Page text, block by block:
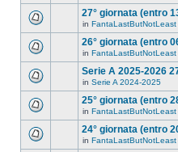
27° giornata (entro
in
26° giornata (entro
in
Serie A 2025-2026
in Serie A 2024-2025
25° giornata (entro
in
24° giornata (entro
in